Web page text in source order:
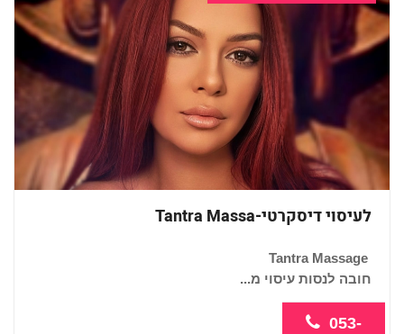
לעיסוי דיסקרטי-Tantra Massa
חובה לנסות עיסוי מ...
053-